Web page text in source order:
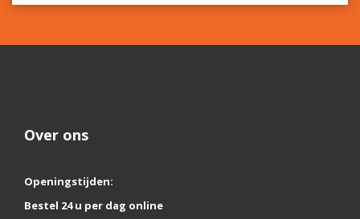
Over ons
Openingstijden:
Bestel 24 u per dag online